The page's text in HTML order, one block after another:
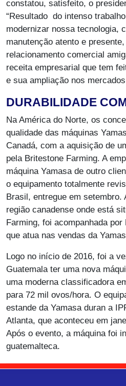
constatou, satisfeito, o
“Resultado do intenso
modernizar nossa tecnologia,
manutenção atento e
relacionamento comercial
receita empresarial que tem
e sua ampliação nos
DURABILIDADE
Na América do Norte, os
qualidade das máquinas
Canadá, com a aquisição de
pela Britestone Farming. A
máquina Yamasa de outro
o equipamento totalmente
Brasil, entregue em setembro.
região canadense onde está
Farming, foi acompanhada
que atua nas vendas da
Logo no início de 2016, foi a
Guatemala ter uma nova
uma moderna classificadora
para 72 mil ovos/hora. O
estande da Yamasa duran a
Atlanta, que aconteceu em
Após o evento, a máquina foi
guatemalteca.